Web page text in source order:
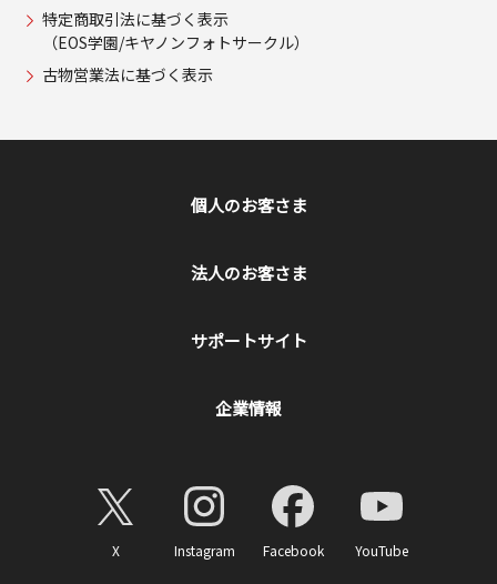
特定商取引法に基づく表示
（EOS学園/キヤノンフォトサークル）
古物営業法に基づく表示
個人のお客さま
法人のお客さま
サポートサイト
企業情報
X Instagram Facebook YouTube